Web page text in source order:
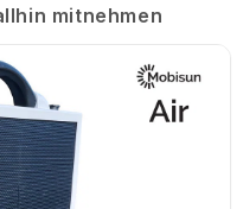
mitnehmen